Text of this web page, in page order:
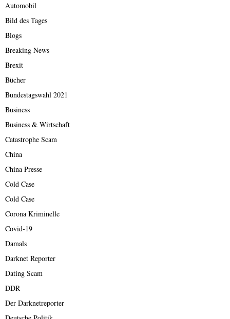
Automobil
Bild des Tages
Blogs
Breaking News
Brexit
Bücher
Bundestagswahl 2021
Business
Business & Wirtschaft
Catastrophe Scam
China
China Presse
Cold Case
Cold Case
Corona Kriminelle
Covid-19
Damals
Darknet Reporter
Dating Scam
DDR
Der Darknetreporter